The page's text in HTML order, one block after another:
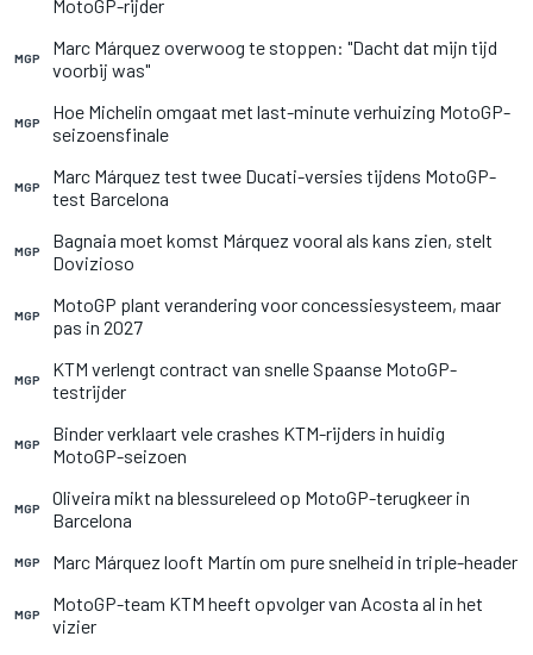
MotoGP-rijder
MGP
Marc Márquez overwoog te stoppen: "Dacht dat mijn tijd
voorbij was"
MGP
Hoe Michelin omgaat met last-minute verhuizing MotoGP-
seizoensfinale
MGP
Marc Márquez test twee Ducati-versies tijdens MotoGP-
test Barcelona
MGP
Bagnaia moet komst Márquez vooral als kans zien, stelt
Dovizioso
MGP
MotoGP plant verandering voor concessiesysteem, maar
pas in 2027
MGP
KTM verlengt contract van snelle Spaanse MotoGP-
testrijder
MGP
Binder verklaart vele crashes KTM-rijders in huidig
MotoGP-seizoen
MGP
Oliveira mikt na blessureleed op MotoGP-terugkeer in
Barcelona
MGP Marc Márquez looft Martín om pure snelheid in triple-header
MGP
MotoGP-team KTM heeft opvolger van Acosta al in het
vizier